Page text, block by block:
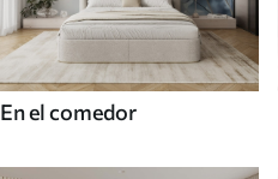
En el comedor